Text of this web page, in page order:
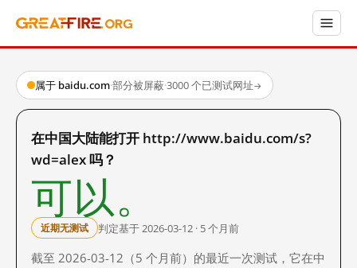
属于 baidu.com·部分被屏蔽·3000 个已测试网址→
在中国大陆能打开 http://www.baidu.com/s?
wd=alex 吗？
可以。
近期无测试 判定基于 2026-03-12 · 5 个月前
截至 2026-03-12（5 个月前）的最近一次测试，它在中